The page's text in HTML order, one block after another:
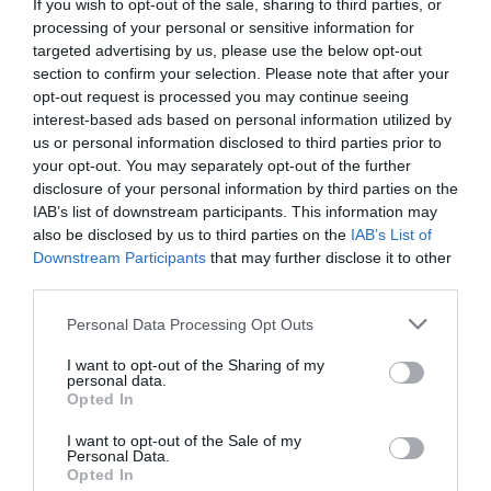
If you wish to opt-out of the sale, sharing to third parties, or
processing of your personal or sensitive information for
targeted advertising by us, please use the below opt-out
section to confirm your selection. Please note that after your
opt-out request is processed you may continue seeing
interest-based ads based on personal information utilized by
us or personal information disclosed to third parties prior to
your opt-out. You may separately opt-out of the further
disclosure of your personal information by third parties on the
IAB’s list of downstream participants. This information may
also be disclosed by us to third parties on the IAB’s List of
Downstream Participants that may further disclose it to other
Personal Data Processing Opt Outs
I want to opt-out of the Sharing of my
personal data.
Opted In
I want to opt-out of the Sale of my
Personal Data.
Opted In
Il secondo punto che ha suscitato
preoccupazione riguarda la proposta di
trattenere nei CPT i richiedenti asilo che hanno
presentato la domanda di asilo dopo essere stati
colpiti da un provvedimento di respingimento
alla frontiera o di espulsione. Nei CPT i
richiedenti asilo sarebbero sottoposti allo stesso
trattamento di tutti gli altri stranieri in attesa di
resto del territorio nazionale, a molti stranieri
che stremati dal viaggio giungono nel nostro
paese dopo essere fuggiti dai loro paesi per
motivi di persecuzione o per sottrarsi a conflitti